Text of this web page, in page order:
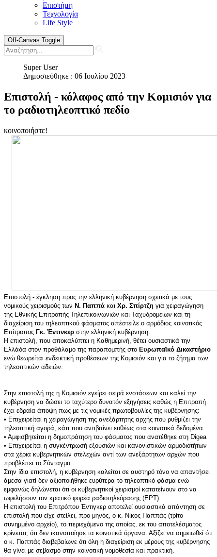
Επιστήμη
Τεχνολογία
Life Style
Off-Canvas Toggle
Super User
Δημοσιεύθηκε : 06 Ιουλίου 2023
Επιστολή - κόλαφος από την Κομισιόν για
το ραδιοτηλεοπτικό πεδίο
κοινοποιήστε!
Επιστολή - έγκληση προς την ελληνική κυβέρνηση σχετικά με τους
νομικούς χειρισμούς των Ν. Παππά και Χρ. Σπίρτζη για χειραγώγηση
της Εθνικής Επιτροπής Τηλεπικοινωνιών και Ταχυδρομείων και τη
διαχείριση του τηλεοπτικού φάσματος απέστειλε ο αρμόδιος κοινοτικός
Επίτροπος Γκ. Έντινκερ στην ελληνική κυβέρνηση.
Η επιστολή, που αποκαλύπτει η Καθημερινή, θέτει ουσιαστικά την
Ελλάδα στον προθάλαμο της παραπομπής στο Ευρωπαϊκό Δικαστήριο
ενώ θεωρείται ενδεικτική προθέσεων της Κομισιόν και για το ζήτημα των
τηλεοπτικών αδειών.
Στην επιστολή της η Κομισιόν εγείρει σειρά ενστάσεων και καλεί την
κυβέρνηση να δώσει το ταχύτερο δυνατόν εξηγήσεις καθώς η Επιτροπή
έχει εδραία άποψη πως με τις νομικές πρωτοβουλίες της κυβέρνησης:
• Επιχειρείται η χειραγώγηση της ανεξάρτητης αρχής που ρυθμίζει την
τηλεοπτική αγορά, κάτι που αντιβαίνει ευθέως στα κοινοτικά δεδομένα
• Αμφισβητείται η δημοπράτηση του φάσματος που ανατέθηκε στη Digea
• Επιχειρείται η συγκέντρωσή εξουσιών και κανονιστικών αρμοδιοτήτων
στα χέρια κυβερνητικών στελεχών αντί των ανεξάρτητων αρχών που
προβλέπει το Σύνταγμα.
Στην ίδια επιστολή, η κυβέρνηση καλείται σε αυστηρό τόνο να απαντήσει
άμεσα γιατί δεν αξιοποιήθηκε ευρύτερα το τηλεοπτικό φάσμα ενώ
εμφανώς δηλώνεται ότι οι κυβερνητικοί χειρισμοί κατατείνουν στο να
ωφελήσουν τον κρατικό φορέα ραδιοτηλεόρασης (ΕΡΤ).
Η επιστολή του Επιτρόπου Έντιγκερ αποτελεί ουσιαστικά απάντηση σε
επιστολή που είχε στείλει, προ μηνός, ο κ. Νίκος Παππάς (τρίτο
συνημμένο αρχείο), το περιεχόμενο της οποίας, εκ του αποτελέσματος
κρίνεται, ότι δεν ικανοποίησε τα κοινοτικά όργανα. Αξίζει να σημειωθεί ότι
ο κ. Παππάς διαβεβαίωνε ότι όλη η διαχείριση εκ μέρους της κυβέρνησης
θα γίνει με σεβασμό στην κοινοτική νομοθεσία και πρακτική.